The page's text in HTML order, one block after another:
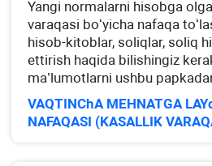
Yangi normalarni hisobga
varaqasi boʻyicha nafaqa
hisob-kitoblar, soliqlar, soliq
ettirish haqida bilishingiz
ma’lumotlarni ushbu
VAQTINChA MEHNATGA
NAFAQASI (KASALLIK